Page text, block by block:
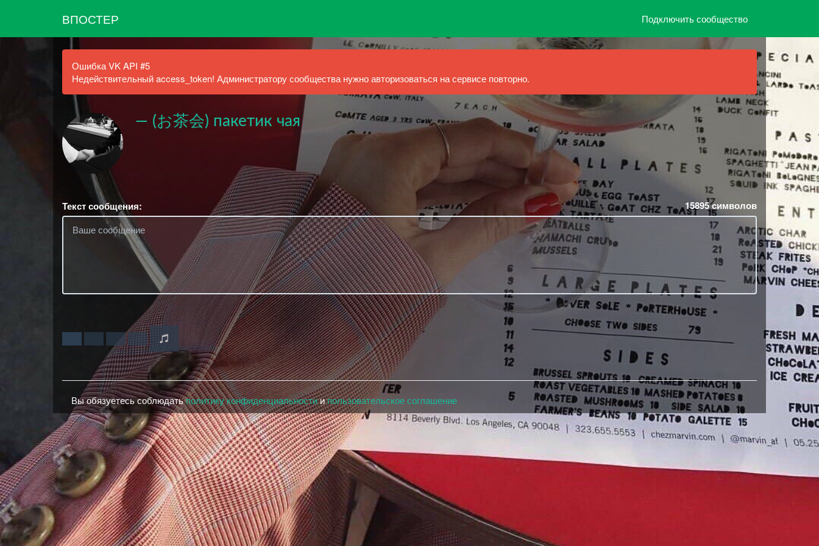
ВПОСТЕР Подключить сообщество
Ошибка VK API #5
Недействительный access_token! Администратору сообщества нужно авторизоваться на сервисе повторно.
— (お茶会) пакетик чая
Текст сообщения: 15895символов
Вы обязуетесь соблюдатьполитику конфиденциальностиипользовательское соглашение